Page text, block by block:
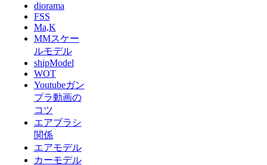
diorama
FSS
Ma,K
MMスケー
ルモデル
shipModel
WOT
Youtubeガン
プラ動画の
コツ
エアブラシ
関係
エアモデル
カーモデル